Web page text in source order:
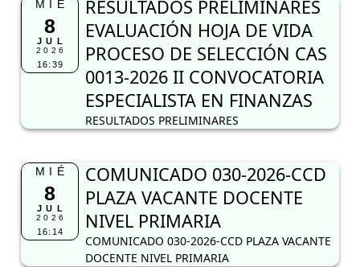
MIÉ
8
JUL
2026
16:39
RESULTADOS PRELIMINARES
EVALUACIÓN HOJA DE VIDA
PROCESO DE SELECCIÓN CAS
0013-2026 II CONVOCATORIA
ESPECIALISTA EN FINANZAS
RESULTADOS PRELIMINARES
MIÉ
8
JUL
2026
16:14
COMUNICADO 030-2026-CCD
PLAZA VACANTE DOCENTE
NIVEL PRIMARIA
COMUNICADO 030-2026-CCD PLAZA VACANTE
DOCENTE NIVEL PRIMARIA